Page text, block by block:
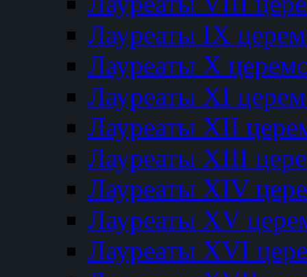
Лауреаты IX
Лауреаты Х
Лауреаты XI
Лауреаты XII
Лауреаты XIII
Лауреаты XIV
Лауреаты XV
Лауреаты XVI